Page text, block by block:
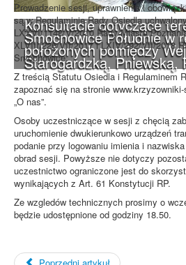
Konsultacje dotyczące
Smochowice Południe w
położonych pomiędzy
Starogardzką, Pniewską,
Prowadzenie sesji, uprawnienia i
są w Regulaminie Rady Osiedla
LXXVI/1148/V/2010 Rady Miasta
XLVIII/226/VII/2017 i LXIV/292/VII/2018
Smochowice.
Z treścią Statutu Osiedla i Regulaminem
zapoznać się na stronie
„O nas”.
Osoby uczestniczące w sesji z chęcią
uruchomienie dwukierunkowo urządzeń
podanie przy logowaniu imienia i
obrad sesji. Powyższe nie dotyczy
uczestnictwo ograniczone jest do
wynikających z Art. 61 Konstytucji RP.
Ze wzgledów technicznych prosimy o
będzie udostępnione od godziny 18.50.